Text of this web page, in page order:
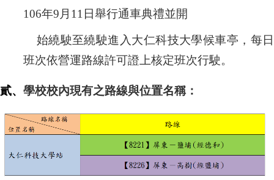
106年9月11日舉行通車典禮並開
始繞駛至繞駛進入大仁科技大學候車亭 ，每日
班次依營運路線許可證上核定班次行駛。
貳、 學校校內現有之路線與位置名稱：